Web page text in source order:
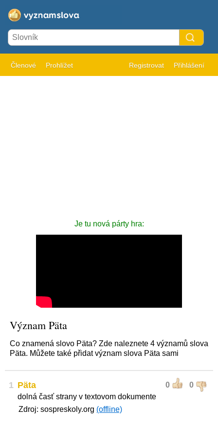
Členové Prohlížet Registrovat Přihlášení
Je tu nová párty hra:
Význam Päta
Co znamená slovo Päta? Zde naleznete 4 významů slova
Päta. Můžete také přidat význam slova Päta sami
1 0 0
Päta
dolná časť strany v textovom dokumente
Zdroj: sospreskoly.org (offline)